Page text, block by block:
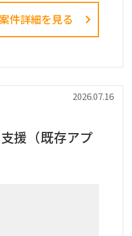
規模の再見直し。
ィングへの参加、お
件詳細を見る
2026.07.16
援（既存アプ